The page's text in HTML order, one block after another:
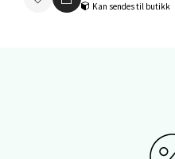
Kan sendes til butikk